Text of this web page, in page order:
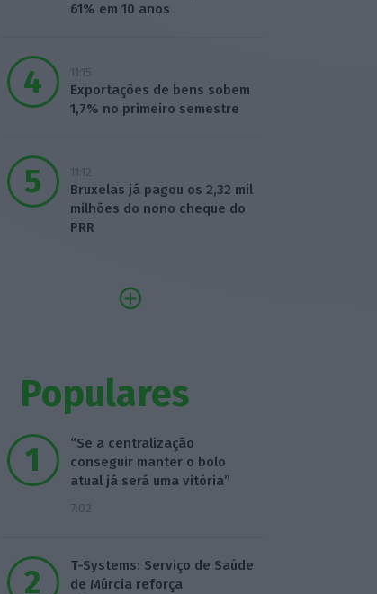
61% em 10 anos
11:15
Exportações de bens sobem
1,7% no primeiro semestre
11:12
Bruxelas já pagou os 2,32 mil
milhões do nono cheque do
PRR
Populares
“Se a centralização
conseguir manter o bolo
atual já será uma vitória”
7:02
T-Systems: Serviço de Saúde
de Múrcia reforça